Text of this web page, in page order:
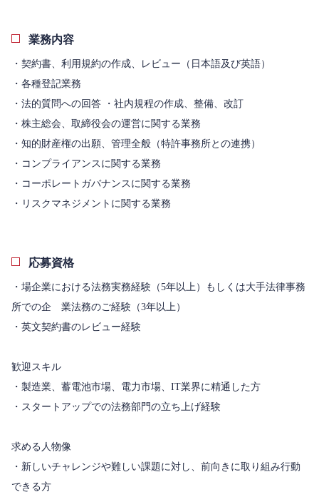
業務内容
・契約書、利用規約の作成、レビュー（日本語及び英語）
・各種登記業務
・法的質問への回答 ・社内規程の作成、整備、改訂
・株主総会、取締役会の運営に関する業務
・知的財産権の出願、管理全般（特許事務所との連携）
・コンプライアンスに関する業務
・コーポレートガバナンスに関する業務
・リスクマネジメントに関する業務
応募資格
・場企業における法務実務経験（5年以上）もしくは大手法律事務
所での企 業法務のご経験（3年以上）
・英文契約書のレビュー経験
歓迎スキル
・製造業、蓄電池市場、電力市場、IT業界に精通した方
・スタートアップでの法務部門の立ち上げ経験
求める人物像
・新しいチャレンジや難しい課題に対し、前向きに取り組み行動
できる方